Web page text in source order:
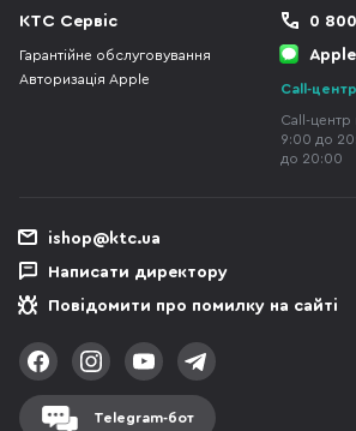
КТС Сервіс
Гарантійне обслуговування
Авторизація Apple
0
Call-центр
Call-
9:00 до
до 20:00
ishop@ktc.ua
Написати директору
Повідомити про помилку на сайті
Telegram-бот